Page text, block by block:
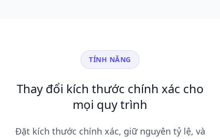
TÍNH NĂNG
Thay đổi kích thước chính xác cho
mọi quy trình
Đặt kích thước chính xác, giữ nguyên tỷ lệ, và